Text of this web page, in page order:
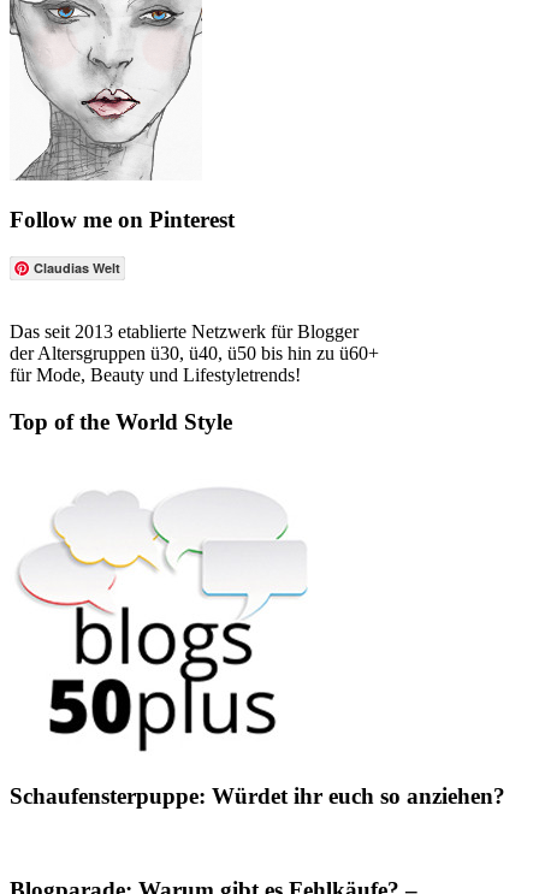
Follow me on Pinterest
Claudias Welt
Das seit 2013 etablierte Netzwerk für Blogger
der Altersgruppen ü30, ü40, ü50 bis hin zu ü60+
für Mode, Beauty und Lifestyletrends!
Top of the World Style
Schaufensterpuppe: Würdet ihr euch so anziehen?